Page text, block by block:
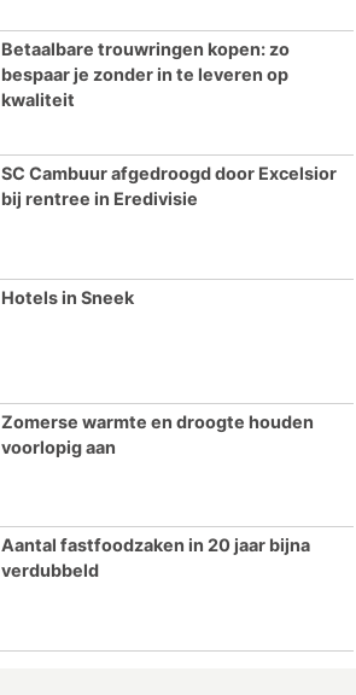
Betaalbare trouwringen kopen: zo
bespaar je zonder in te leveren op
kwaliteit
SC Cambuur afgedroogd door Excelsior
bij rentree in Eredivisie
Hotels in Sneek
Zomerse warmte en droogte houden
voorlopig aan
Aantal fastfoodzaken in 20 jaar bijna
verdubbeld